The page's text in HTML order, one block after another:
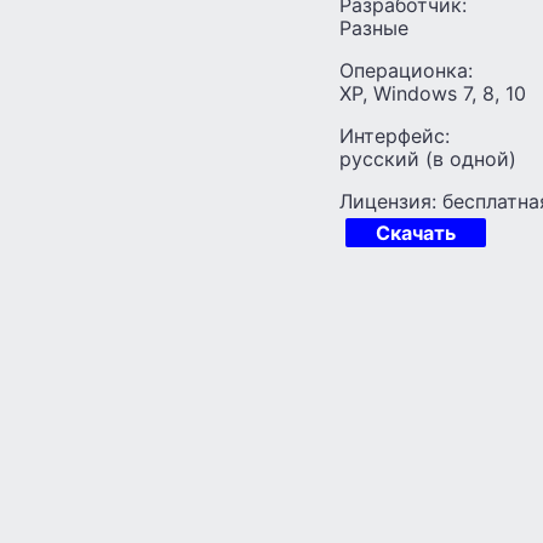
Разные
Операционка:
XP, Windows 7, 8, 10
Интерфейс:
русский (в одной)
Лицензия:
Скачать